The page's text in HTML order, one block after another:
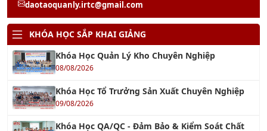
22/08/2026
Khóa Học Hành Chính Nhân Sự Chuyên Nghiệp
22/08/2026
Khóa học Kỹ Năng Tạo Động Lực Cho Nhân Viên
Khóa học Kỹ Năng Soạn Thảo Văn Bản Hành
14/08/2026